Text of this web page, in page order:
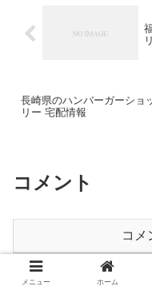
長崎県のハンバーガーシ
リー 宅配情報
コメント
コメ
ホーム バーガー
メニュー ホーム